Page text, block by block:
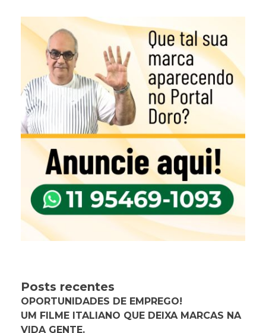
Posts recentes
OPORTUNIDADES DE EMPREGO!
UM FILME ITALIANO QUE DEIXA MARCAS NA
VIDA GENTE.